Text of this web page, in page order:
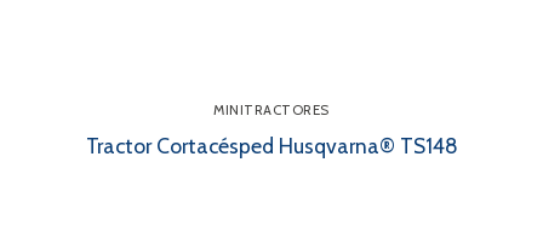
MINITRACTORES
Tractor Cortacésped Husqvarna® TS148